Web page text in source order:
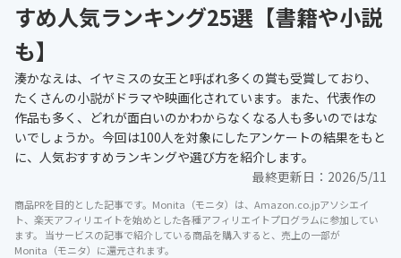
すめ人気ランキング25選【書籍や小説
も】
湊かなえは、イヤミスの女王と呼ばれ多くの賞も受賞しており、
たくさんの小説がドラマや映画化されています。また、代表作の
作品も多く、どれが面白いのかわからなくなる人も多いのではな
いでしょうか。今回は100人を対象にしたアンケートの結果をもと
に、人気おすすめランキングや選び方を紹介します。
最終更新日： 2026/5/11
商品PRを目的とした記事です。Monita（モニタ）は、Amazon.co.jpアソシエイ
ト、楽天アフィリエイトを始めとした各種アフィリエイトプログラムに参加してい
ます。 当サービスの記事で紹介している商品を購入すると、売上の一部が
Monita（モニタ）に還元されます。